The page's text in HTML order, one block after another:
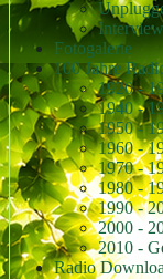
Fotogalerie
100 Jahre
1920 -
1940 -
1950 -
1960 -
1970 -
1980 -
1990 -
2000 -
2010 -
Radio